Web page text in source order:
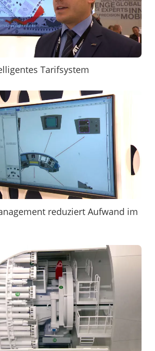
Tarifsystem
reduziert Aufwand im